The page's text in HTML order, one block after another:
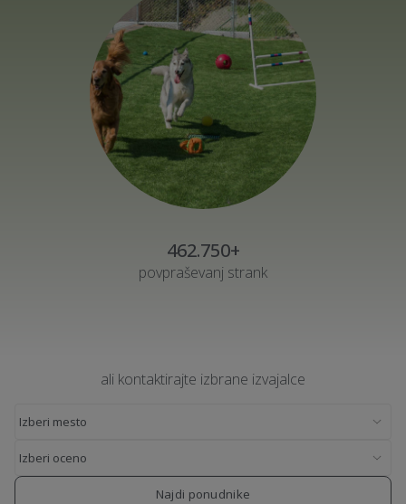
462.750+
povpraševanj strank
ali kontaktirajte izbrane izvajalce
Najdi ponudnike